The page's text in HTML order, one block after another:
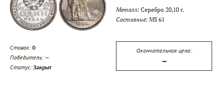
Металл: Серебро 20,10 г.
Состояние: MS 61
Ставок:0
Победитель: —
Статус:Закрыт
Окончательная цена:
—